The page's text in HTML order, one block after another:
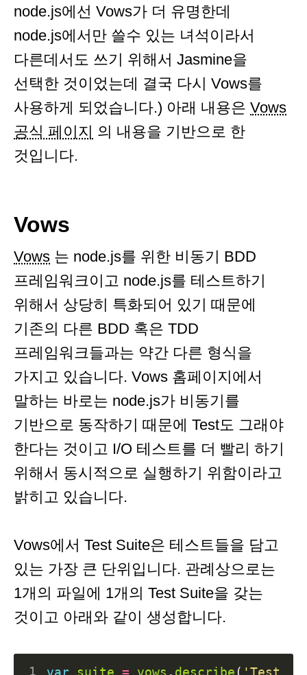
node.js에선 Vows가 더 유명한데
node.js에서만 쓸수 있는 녀석이라서
다른데서도 쓰기 위해서 Jasmine을
선택한 것이었는데 결국 다시 Vows를
사용하게 되었습니다.) 아래 내용은 Vows
공식 페이지 의 내용을 기반으로 한
것입니다.
Vows
Vows 는 node.js를 위한 비동기 BDD
프레임워크이고 node.js를 테스트하기
위해서 상당히 특화되어 있기 때문에
기존의 다른 BDD 혹은 TDD
프레임워크들과는 약간 다른 형식을
가지고 있습니다. Vows 홈페이지에서
말하는 바로는 node.js가 비동기를
기반으로 동작하기 때문에 Test도 그래야
한다는 것이고 I/O 테스트를 더 빨리 하기
위해서 동시적으로 실행하기 위함이라고
밝히고 있습니다.
Vows에서 Test Suite은 테스트들을 담고
있는 가장 큰 단위입니다. 관례상으로는
1개의 파일에 1개의 Test Suite을 갖는
것이고 아래와 같이 생성합니다.
1 var suite = vows . describe( 'Test